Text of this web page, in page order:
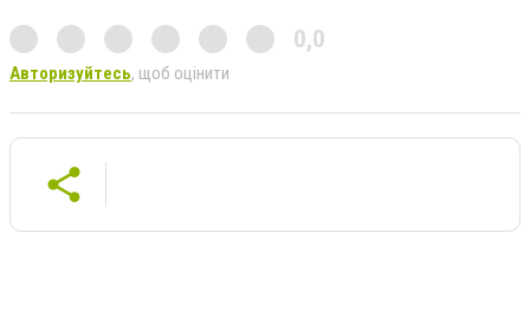
0,0
Авторизуйтесь, щоб оцінити